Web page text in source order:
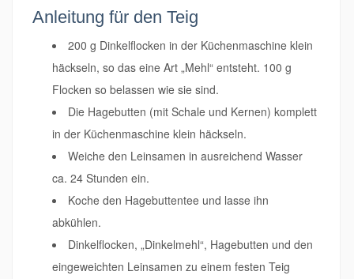
Anleitung für den Teig
200 g Dinkelflocken in der Küchenmaschine klein
häckseln, so das eine Art „Mehl“ entsteht. 100 g
Flocken so belassen wie sie sind.
Die Hagebutten (mit Schale und Kernen) komplett
in der Küchenmaschine klein häckseln.
Weiche den Leinsamen in ausreichend Wasser
ca. 24 Stunden ein.
Koche den Hagebuttentee und lasse ihn
abkühlen.
Dinkelflocken, „Dinkelmehl“, Hagebutten und den
eingeweichten Leinsamen zu einem festen Teig